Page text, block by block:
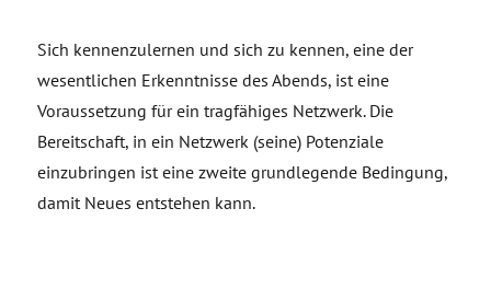
Sich kennenzulernen und sich zu kennen, eine der
wesentlichen Erkenntnisse des Abends, ist eine
Voraussetzung für ein tragfähiges Netzwerk. Die
Bereitschaft, in ein Netzwerk (seine) Potenziale
einzubringen ist eine zweite grundlegende Bedingung,
damit Neues entstehen kann.